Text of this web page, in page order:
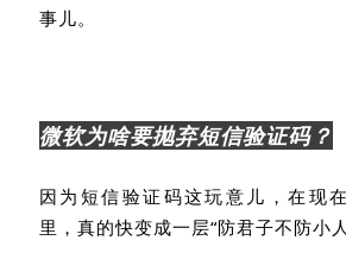
事儿。
微软为啥要抛弃短信验证码？
因为短信验证码这玩意儿，在现
里，真的快变成一层“防君子不防小